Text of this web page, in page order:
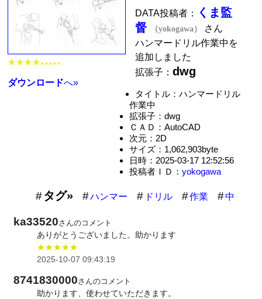
★★★★ ★★★★★
ダウンロードへ»
DATA投稿者：
くま監
督
（yokogawa）
さん
ハンマードリル作業中を
追加しました
拡張子：dwg
タイトル：ハンマードリル
作業中
拡張子：dwg
ＣＡＤ：AutoCAD
次元：2D
サイズ：1,062,903byte
日時：2025-03-17 12:52:56
投稿者ＩＤ： yokogawa
タグ» ハンマー ドリル 作業 中
ka33520さんのコメント
ありがとうございました。助かります
★★★★★
2025-10-07 09:43:19
8741830000さんのコメント
助かります、使わせていただきます。